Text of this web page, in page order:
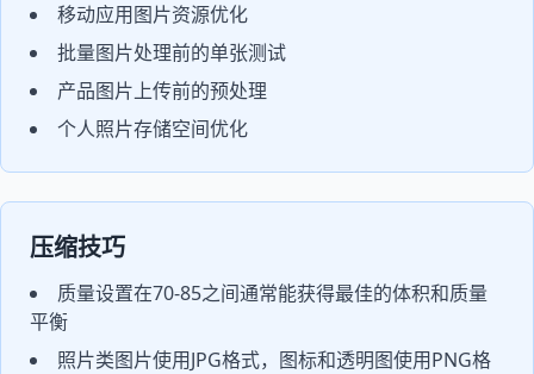
移动应用图片资源优化
批量图片处理前的单张测试
产品图片上传前的预处理
个人照片存储空间优化
压缩技巧
质量设置在70-85之间通常能获得最佳的体积和质量
平衡
照片类图片使用JPG格式，图标和透明图使用PNG格